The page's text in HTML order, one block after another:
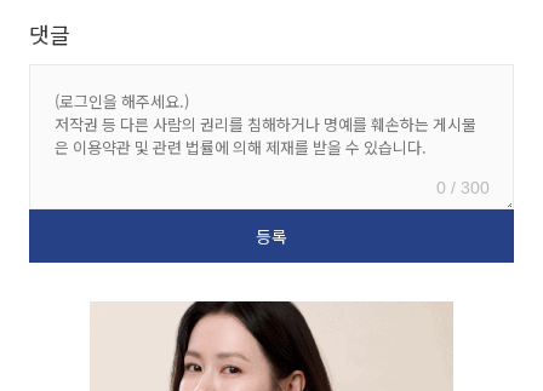
댓글
0 / 300